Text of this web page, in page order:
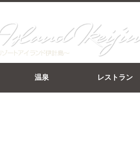
温泉 レストラン